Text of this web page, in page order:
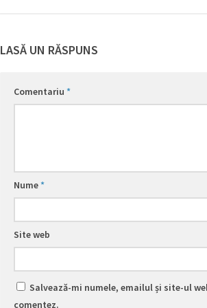
LASĂ UN RĂSPUNS
Comentariu *
Nume*
Site web
Salvează-mi numele, emailul și site-ul
comentez.